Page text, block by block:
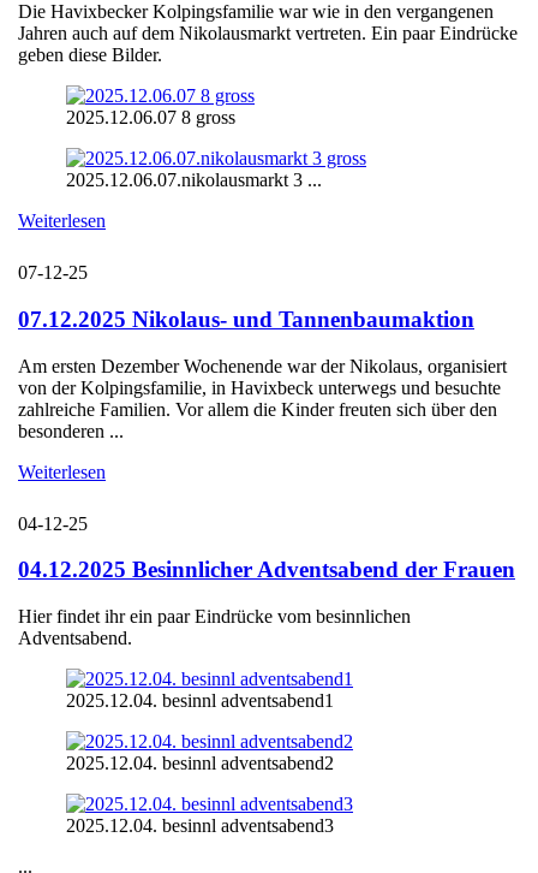
Die Havixbecker Kolpingsfamilie war wie in den vergangenen
Jahren auch auf dem Nikolausmarkt vertreten. Ein paar Eindrücke
geben diese Bilder.
2025.12.06.07 8 gross
2025.12.06.07.nikolausmarkt 3 ...
Weiterlesen
07-12-25
07.12.2025 Nikolaus- und Tannenbaumaktion
Am ersten Dezember Wochenende war der Nikolaus, organisiert
von der Kolpingsfamilie, in Havixbeck unterwegs und besuchte
zahlreiche Familien. Vor allem die Kinder freuten sich über den
besonderen ...
Weiterlesen
04-12-25
04.12.2025 Besinnlicher Adventsabend der Frauen
Hier findet ihr ein paar Eindrücke vom besinnlichen
Adventsabend.
2025.12.04. besinnl adventsabend1
2025.12.04. besinnl adventsabend2
2025.12.04. besinnl adventsabend3
...